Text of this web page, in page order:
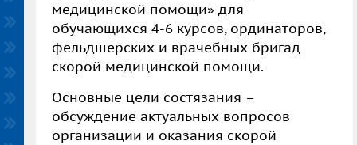
медицинской помощи» для
обучающихся 4-6 курсов, ординаторов,
фельдшерских и врачебных бригад
скорой медицинской помощи.
Основные цели состязания –
обсуждение актуальных вопросов
организации и оказания скорой